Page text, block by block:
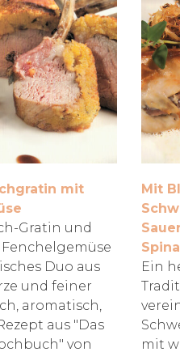
mit
Gratin und
Duo aus
und feiner
aromatisch,
aus "Das
von
Mit
Ein
mit